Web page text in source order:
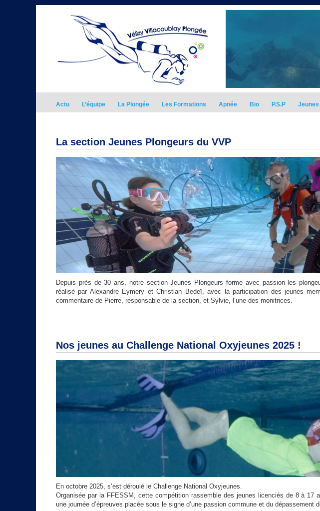
Actu L’équipe La Plongée Les Formations Apnée Bio P.S.P
La section Jeunes Plongeurs du VVP
Depuis près de 30 ans, notre section Jeunes Plongeurs forme avec passion les
réalisé par Alexandre Eymery et Christian Bedeï, avec la participation des jeunes
commentaire de Pierre, responsable de la section, et Sylvie, l’une des monitrices.
Nos jeunes au Challenge National Oxyjeunes 2025 !
En octobre 2025, s’est déroulé le Challenge National Oxyjeunes.
Organisée par la FFESSM, cette compétition rassemble des jeunes licenciés de 8 à 17
une journée d’épreuves placée sous le signe d’une passion commune et du dépassement